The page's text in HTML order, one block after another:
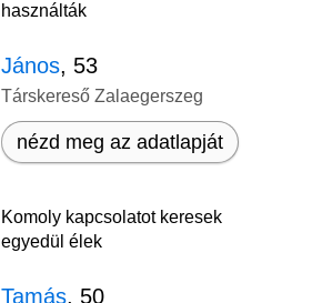
használták
János, 53
Társkereső Zalaegerszeg
nézd meg az adatlapját
Komoly kapcsolatot keresek
egyedül élek
Tamás, 50